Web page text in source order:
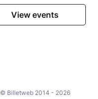
View events
© Billetweb 2014 - 2026